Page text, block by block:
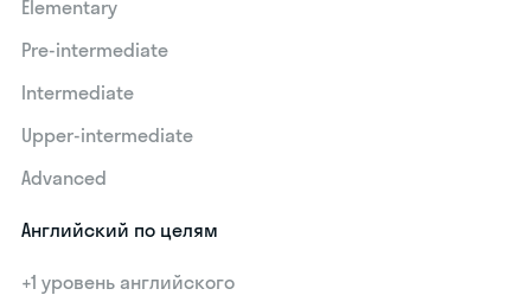
Elementary
Pre-intermediate
Intermediate
Upper-intermediate
Advanced
Английский по целям
+1 уровень английского